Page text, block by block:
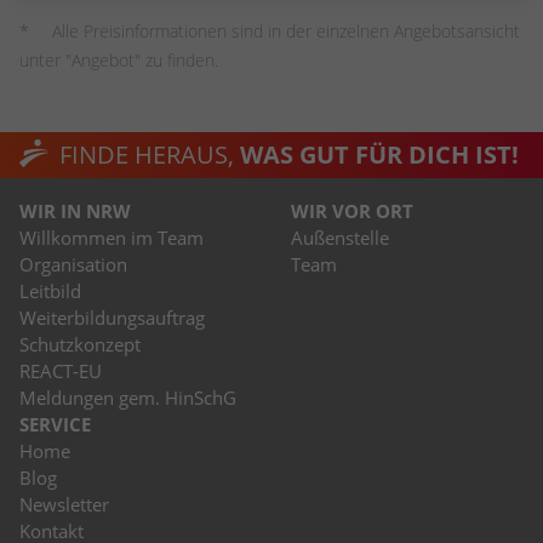
Alle Preisinformationen sind in der einzelnen Angebotsansicht
unter "Angebot" zu finden.
FINDE HERAUS, WAS GUT FÜR DICH IST!
WIR IN NRW
Willkommen im Team
Organisation
Leitbild
Weiterbildungsauftrag
Schutzkonzept
REACT-EU
Meldungen gem. HinSchG
WIR VOR ORT
Außenstelle
Team
SERVICE
Home
Blog
Newsletter
Kontakt
Form.
Anbieter Google Analytics
Laufzeit
Zweck
Dieser Cookie identifiziert die Besucher
und nutzt dazu den DoubleClick des